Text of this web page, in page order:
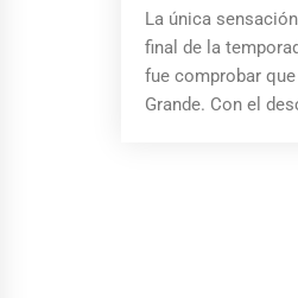
La única
final de la
fue comprobar
Grande. Con el